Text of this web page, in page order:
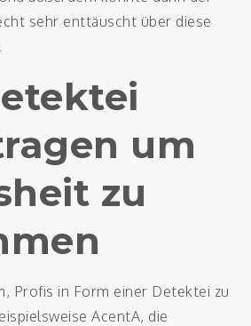
sehr enttäuscht über diese
um
zu
Profis in Form einer Detektei zu
AcentA, die